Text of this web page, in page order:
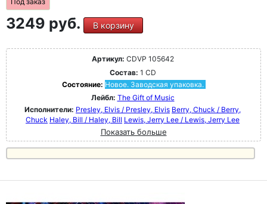
3249 руб. В корзину
Артикул: CDVP 105642
Состав: 1 CD
Состояние: Новое. Заводская упаковка.
Лейбл: The Gift of Music
Исполнители: Presley, Elvis / Presley, Elvis Berry, Chuck / Berry,
Chuck Haley, Bill / Haley, Bill Lewis, Jerry Lee / Lewis, Jerry Lee
Показать больше